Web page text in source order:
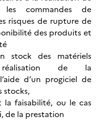
les commandes de
risques de rupture de
des produits et
stock des matériels
de la
d’un progiciel de
stocks,
faisabilité, ou le cas
de la prestation